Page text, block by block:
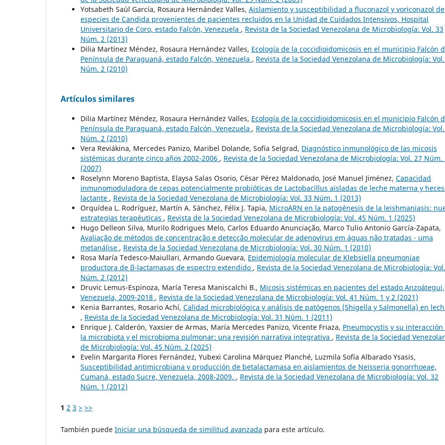
Yotsabeth Saúl García, Rosaura Hernández Valles, Aislamiento y susceptibilidad a fluconazol y voriconazol de
especies de Candida provenientes de pacientes recluidos en la Unidad de Cuidados Intensivos, Hospital
Universitario de Coro, estado Falcón, Venezuela , Revista de la Sociedad Venezolana de Microbiología: Vol. 33
Núm. 2 (2013)
Dilia Martínez Méndez, Rosaura Hernández Valles, Ecología de la coccidioidomicosis en el municipio Falcón
Península de Paraguaná, estado Falcón, Venezuela , Revista de la Sociedad Venezolana de Microbiología:
Núm. 2 (2010)
Artículos similares
Dilia Martínez Méndez, Rosaura Hernández Valles, Ecología de la coccidioidomicosis en el municipio Falcón
Península de Paraguaná, estado Falcón, Venezuela , Revista de la Sociedad Venezolana de Microbiología:
Núm. 2 (2010)
Vera Reviákina, Mercedes Panizo, Maribel Dolande, Sofía Selgrad, Diagnóstico inmunológico de las micosis
sistémicas durante cinco años 2002-2006 , Revista de la Sociedad Venezolana de Microbiología: Vol. 27 Núm.
(2007)
Roselynn Moreno Baptista, Elaysa Salas Osorio, César Pérez Maldonado, José Manuel Jiménez, Capacidad
inmunomoduladora de cepas potencialmente probióticas de Lactobacillus aisladas de leche materna y
lactante , Revista de la Sociedad Venezolana de Microbiología: Vol. 33 Núm. 1 (2013)
Orquídea L. Rodríguez, Martín A. Sánchez, Félix J. Tapia, MicroARN en la patogénesis de la leishmaniasis:
estrategias terapéuticas , Revista de la Sociedad Venezolana de Microbiología: Vol. 45 Núm. 1 (2025)
Hugo Delleon Silva, Murilo Rodrigues Melo, Carlos Eduardo Anunciação, Marco Tulio Antonio García-Zapata,
Avaliação de métodos de concentração e detecção molecular de adenovírus em águas não tratadas - uma
metanálise , Revista de la Sociedad Venezolana de Microbiología: Vol. 30 Núm. 1 (2010)
Rosa María Tedesco-Maiullari, Armando Guevara, Epidemiología molecular de Klebsiella pneumoniae
productora de β-lactamasas de espectro extendido , Revista de la Sociedad Venezolana de Microbiología:
Núm. 2 (2012)
Druvic Lemus-Espinoza, María Teresa Maniscalchi B., Micosis sistémicas en pacientes del estado Anzoátegui,
Venezuela, 2009-2018 , Revista de la Sociedad Venezolana de Microbiología: Vol. 41 Núm. 1 y 2 (2021)
Kenia Barrantes, Rosario Achí, Calidad microbiológica y análisis de patógenos (Shigella y Salmonella) en
, Revista de la Sociedad Venezolana de Microbiología: Vol. 31 Núm. 1 (2011)
Enrique J. Calderón, Yaxsier de Armas, María Mercedes Panizo, Vicente Friaza, Pneumocystis y su interacción
la microbiota y el microbioma pulmonar: una revisión narrativa integrativa , Revista de la Sociedad
de Microbiología: Vol. 45 Núm. 2 (2025)
Evelin Margarita Flores Fernández, Yubexi Carolina Márquez Planché, Luzmila Sofía Albarado Ysasis,
Susceptibilidad antimicrobiana y producción de betalactamasa en aislamientos de Neisseria gonorrhoeae,
Cumaná, estado Sucre, Venezuela, 2008-2009. , Revista de la Sociedad Venezolana de Microbiología: Vol. 32
Núm. 1 (2012)
1 2 3 > >>
También puede Iniciar una búsqueda de similitud avanzada para este artículo.